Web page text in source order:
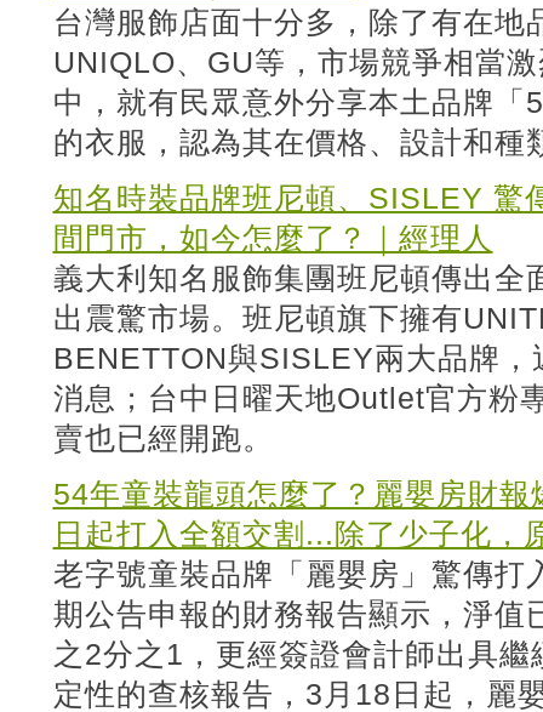
台灣服飾店面十分多，除了有在地
UNIQLO、GU等，市場競爭相當
中，就有民眾意外分享本土品牌
的衣服，認為其在價格、設計和種
知名時裝品牌班尼頓、SISLEY 驚
間門市，如今怎麼了？｜經理人
義大利知名服飾集團班尼頓傳出全
出震驚市場。班尼頓旗下擁有
BENETTON與SISLEY兩大品牌
消息；台中日曜天地Outlet官方粉
賣也已經開跑。
54年童裝龍頭怎麼了？麗嬰房財
日起打入全額交割...除了少子化，
老字號童裝品牌「麗嬰房」驚傳打
期公告申報的財務報告顯示，淨值
之2分之1，更經簽證會計師出具
定性的查核報告，3月18日起，麗